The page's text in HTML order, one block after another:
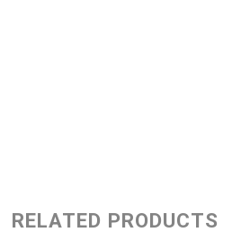
RELATED PRODUCTS